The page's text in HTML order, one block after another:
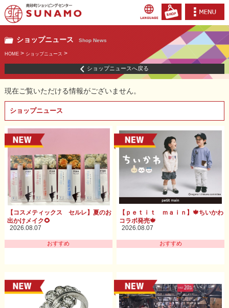
ショップニュース Shop News
HOME> ショップニュース >
ショップニュースへ戻る
現在ご覧いただける情報がございません。
ショップニュース
【コスメティックス セルレ】夏のお
出かけメイク🌻
2026.08.07
おすすめ
【ｐｅｔｉｔ ｍａｉｎ】🍁ちいかわ
コラボ発売🍁
2026.08.07
おすすめ